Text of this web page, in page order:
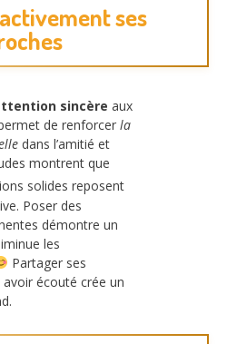
ses
sincère aux
de renforcer la
dans l’amitié et
montrent que
solides reposent
Poser des
démontre un
les
Partager ses
écouté crée un